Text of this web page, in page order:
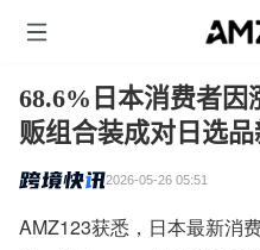
68.6%日本消费者因
贩组合装成对日选
2026-05-26 05:51
AMZ123获悉，日本最新消